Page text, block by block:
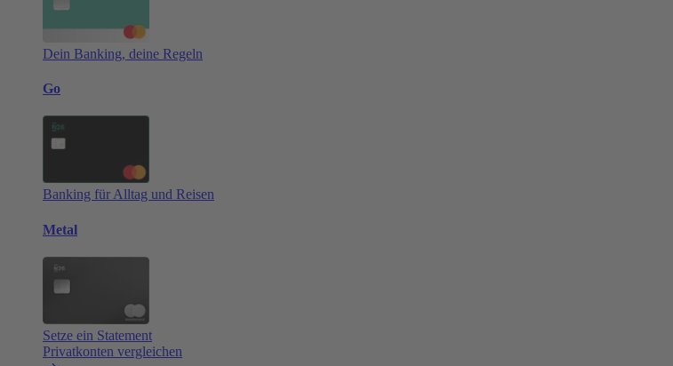
Dein Banking, deine Regeln
Go
Banking für Alltag und Reisen
Metal
Setze ein Statement
Privatkonten vergleichen